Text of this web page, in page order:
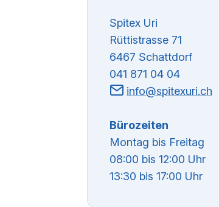
Spitex Uri
Rüttistrasse 71
6467 Schattdorf
041 871 04 04
info@spitexuri.ch
Bürozeiten
Montag bis Freitag
08:00 bis 12:00 Uhr
13:30 bis 17:00 Uhr